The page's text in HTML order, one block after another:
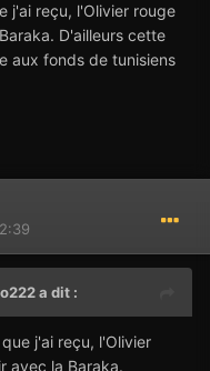
j'ai reçu, l'Olivier rouge
D'ailleurs cette
aux fonds de tunisiens
a dit :
j'ai reçu, l'Olivier
avec la Baraka.